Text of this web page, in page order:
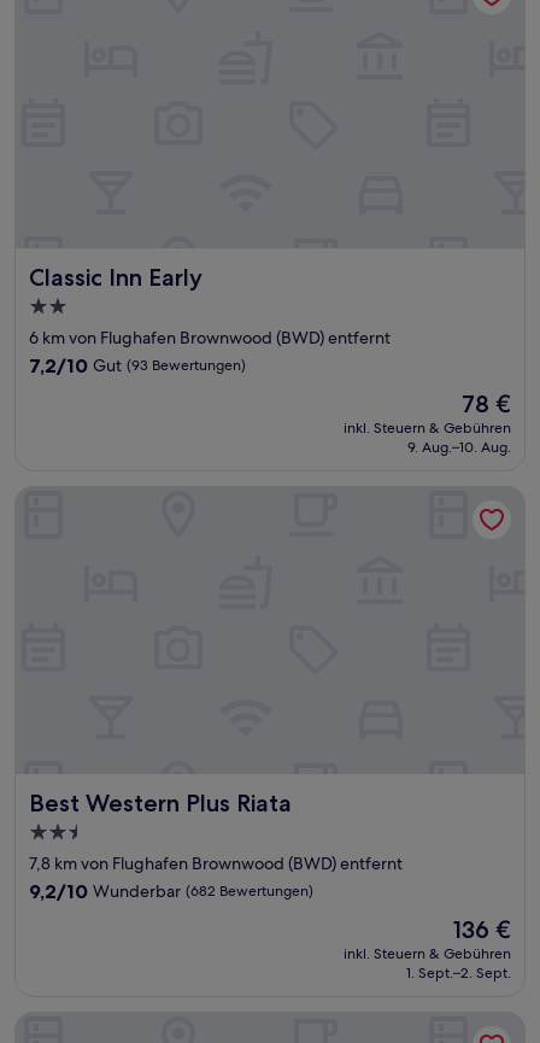
Classic Inn Early
Classic Inn Early
2.0-
Sterne-
Unterkunft
6 km von Flughafen Brownwood (BWD) entfernt
7.2
7,2/10 Gut (93 Bewertungen)
Der
Preis
beträgt
78 €
inkl. Steuern & Gebühren
9. Aug.–10. Aug.
Best Western Plus Riata
Best Western Plus Riata
2.5-
Sterne-
Unterkunft
7,8 km von Flughafen Brownwood (BWD) entfernt
9.2
9,2/10 Wunderbar (682 Bewertungen)
Der
Preis
beträgt
136 €
inkl. Steuern & Gebühren
1. Sept.–2. Sept.
La Quinta Inn & Suites by Wyndham Brownwood